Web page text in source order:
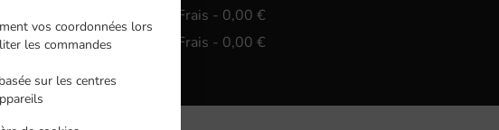
vos coordonnées lors
les commandes
sur les centres
, Min. - 30,00 €, Frais - 0,00 €
Zone 3, Min. - 45,00 €, Frais - 0,00 €